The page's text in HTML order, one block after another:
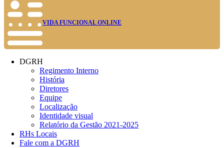
VIDA FUNCIONAL ONLINE
DGRH
Regimento Interno
História
Diretores
Equipe
Localização
Identidade visual
Relatório da Gestão 2021-2025
RHs Locais
Fale com a DGRH